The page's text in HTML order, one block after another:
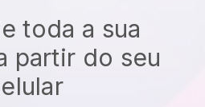
toda a sua
partir do seu